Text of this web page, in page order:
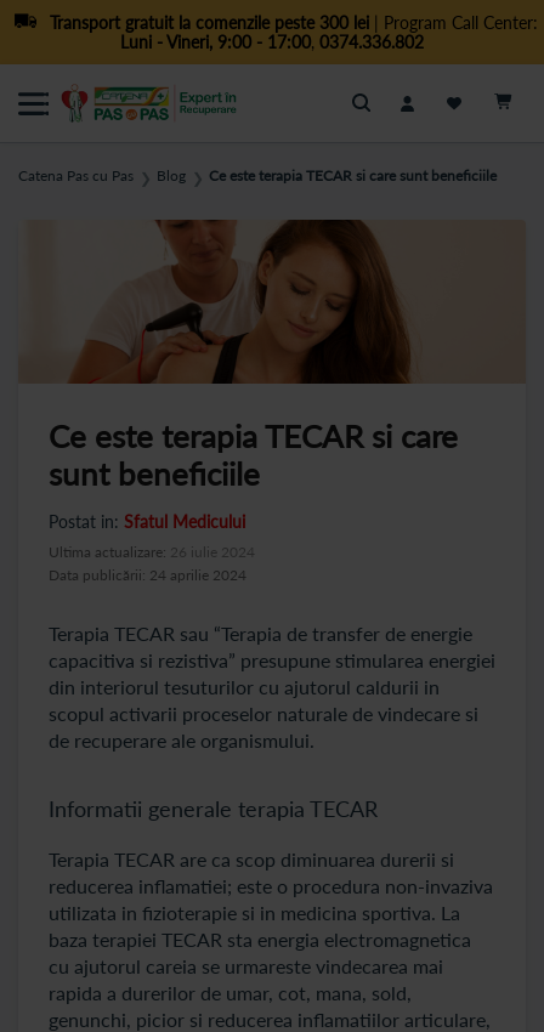
Transport gratuit la comenzile peste 300 lei| Program Call Center:
Luni - Vineri, 9:00 - 17:00, 0374.336.802
Cautare
Catena Pas cu Pas ❯ Blog ❯ Ce este terapia TECAR si care sunt beneficiile
Ce este terapia TECAR si care
sunt beneficiile
Postat in: Sfatul Medicului
Data publicării: 24 aprilie 2024
Ultima actualizare: 26 iulie 2024
Terapia TECAR sau “Terapia de transfer de energie
capacitiva si rezistiva” presupune stimularea energiei
din interiorul tesuturilor cu ajutorul caldurii in
scopul activarii proceselor naturale de vindecare si
de recuperare ale organismului.
Informatii generale terapia TECAR
Terapia TECAR are ca scop diminuarea durerii si
reducerea inflamatiei; este o procedura non-invaziva
utilizata in fizioterapie si in medicina sportiva. La
baza terapiei TECAR sta energia electromagnetica
cu ajutorul careia se urmareste vindecarea mai
rapida a durerilor de umar, cot, mana, sold,
genunchi, picior si reducerea inflamatiilor articulare,